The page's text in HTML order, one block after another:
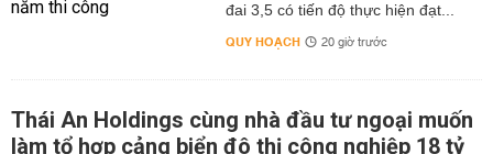
Về quy hoạch, 20/1/2012 Thủ tướng chính phủ ban hành
quyết định số 113/QĐ-TTg về phê duyệt quy hoạch tổng
2020.
Mục tiêu cụ thể: Hình thành hệ thống các khu, cụm công
nghiệp hợp lý trên địa bàn, đảm bảo sự phát triển bền
đai 3,5 có tiến độ thực hiện đạt...
QUY HOẠCH 20 giờ trước
Thái An Holdings cùng nhà đầu tư ngoại muốn
làm tổ hợp cảng biển đô thị công nghiệp 18 tỷ